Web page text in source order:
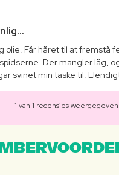
olie. Får håret til at fremstå
Der mangler låg,
svinet min taske til.
1 van 1 recensies weergegeven